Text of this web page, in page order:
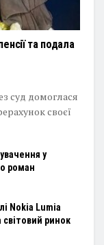
та подала
суд домоглася
своєї
у
роман
Nokia Lumia
ринок